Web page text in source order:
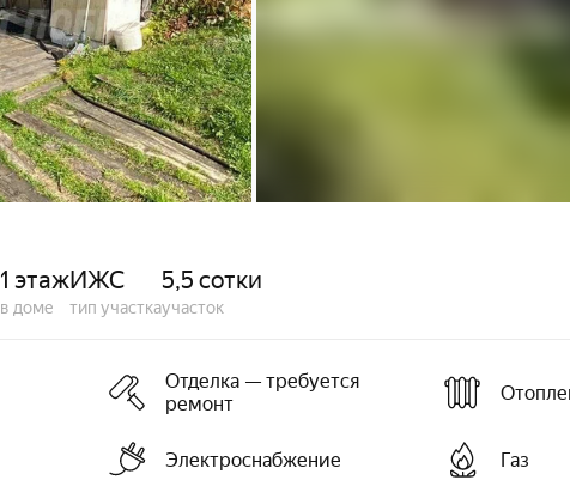
1 этаж
в доме
ИЖС
тип участка
5,5 сотки
участок
Отделка — требуется
ремонт
Электроснабжение Газ